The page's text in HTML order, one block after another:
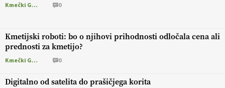
Kmečki Glas 0
Kmetijski roboti: bo o njihovi prihodnosti odločala cena ali
prednosti za kmetijo?
Kmečki Glas 0
Digitalno od satelita do prašičjega korita